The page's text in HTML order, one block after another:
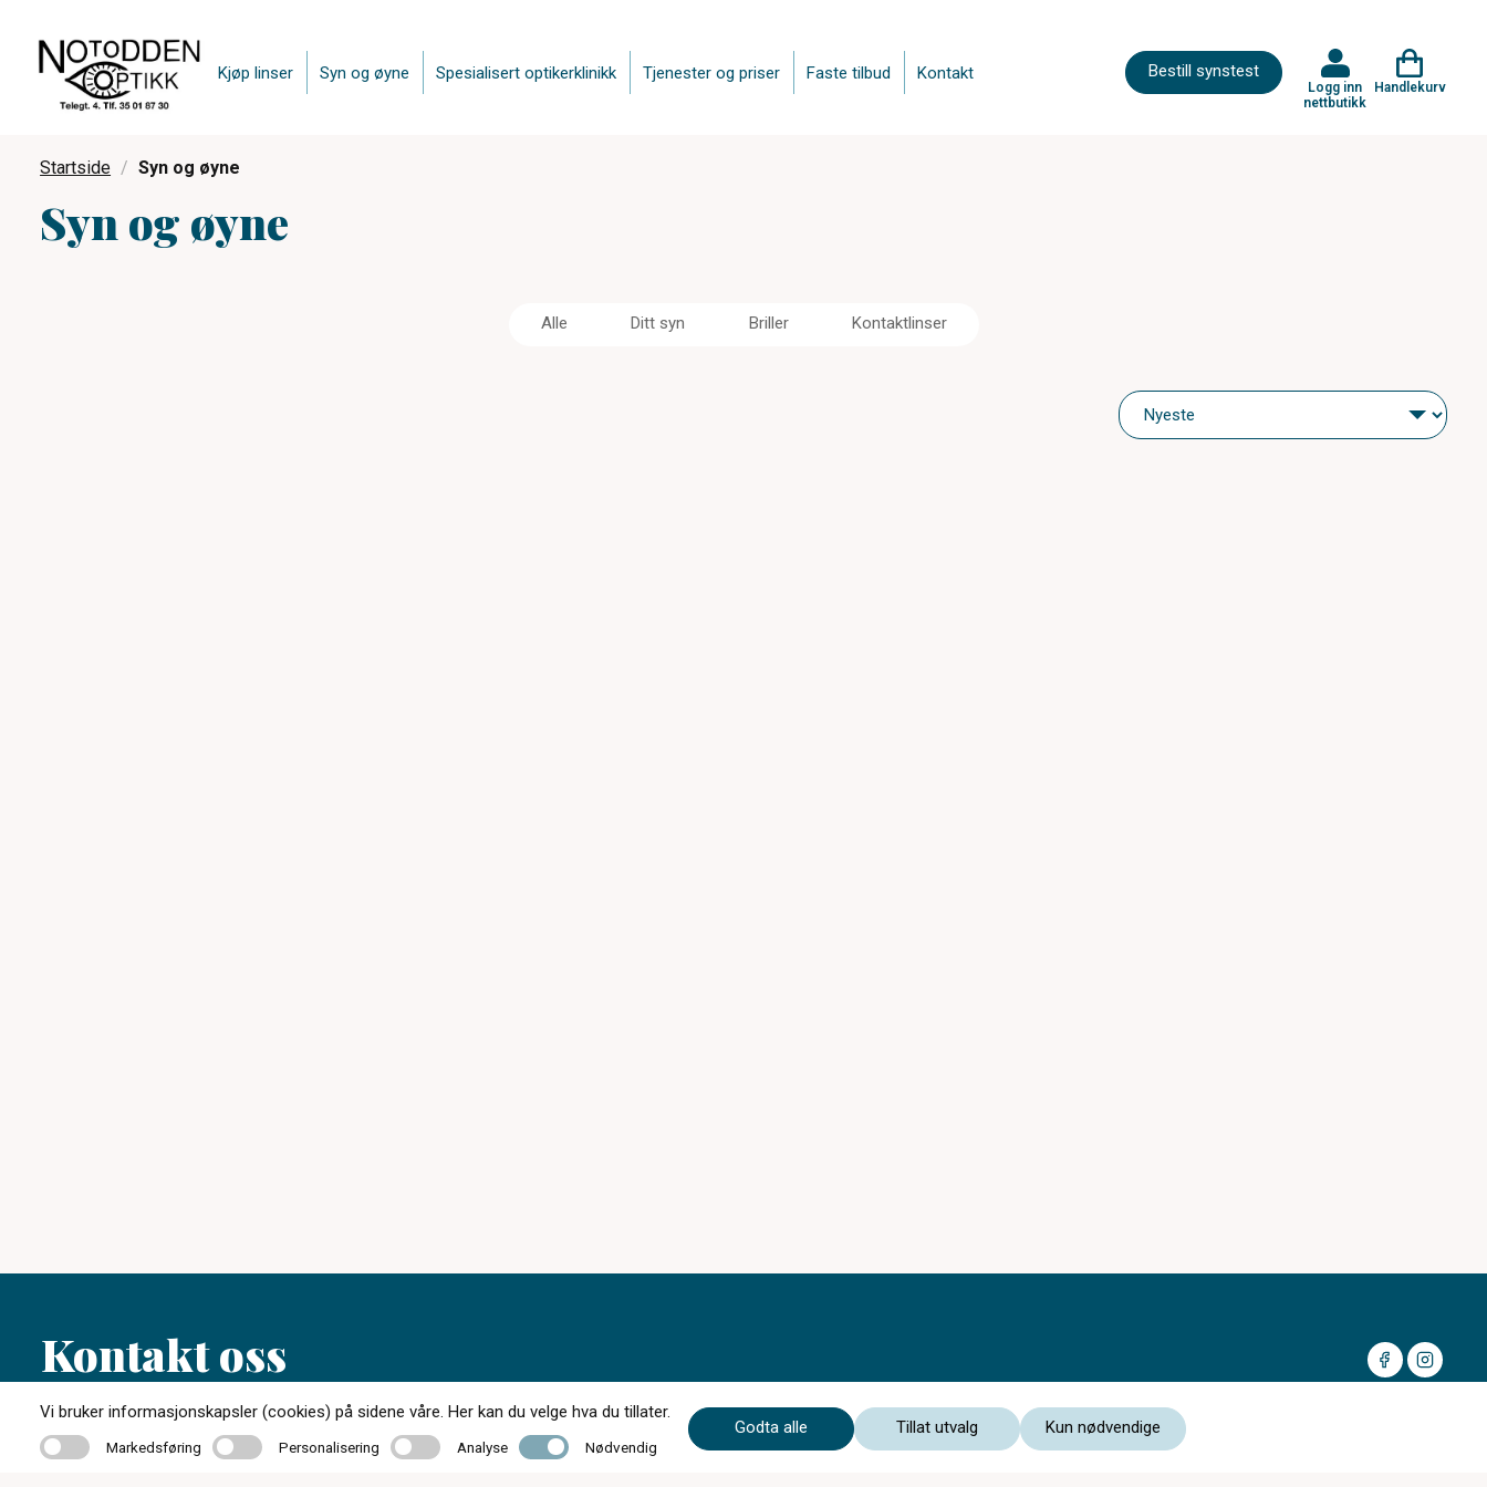
Bestill synstest
Kjøp linser Syn og øyne Spesialisert optikerklinikk Tjenester og priser Faste tilbud Kontakt
Logg inn
nettbutikk
Handlekurv
Startside Syn og øyne
Syn og øyne
Alle Ditt syn Briller Kontaktlinser
Kontakt oss
35 01 87 30
Åpningstider i Juli 2026:
Vi bruker informasjonskapsler (cookies) på sidene våre. Her kan du velge hva du tillater.
MarkedsføringMarkedsføring PersonaliseringPersonalisering Analyse Analyse Nødvendig Nødvendig
Godta alle Tillat utvalg Kun nødvendige